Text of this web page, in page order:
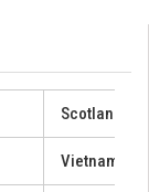
Scotland
Vietnam